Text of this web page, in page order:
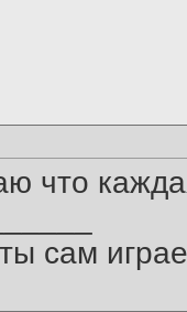
что
сам